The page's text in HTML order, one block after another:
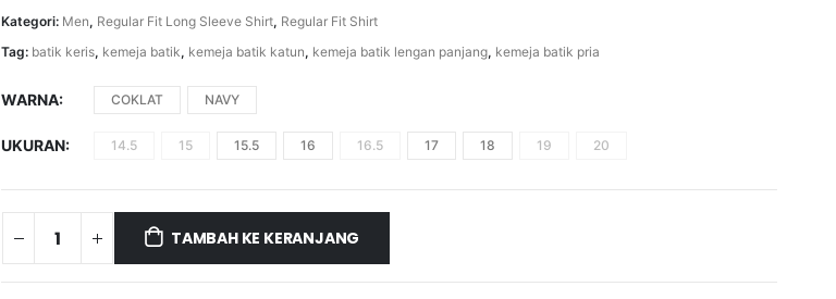
Kategori: Men, Regular Fit Long Sleeve Shirt, Regular Fit Shirt
Tag: batik keris, kemeja batik, kemeja batik katun, kemeja batik lengan panjang, kemeja batik pria
WARNA COKLAT NAVY
UKURAN 14.5 15 15.5 16 16.5 17 18 19 20
TAMBAH KE KERANJANG